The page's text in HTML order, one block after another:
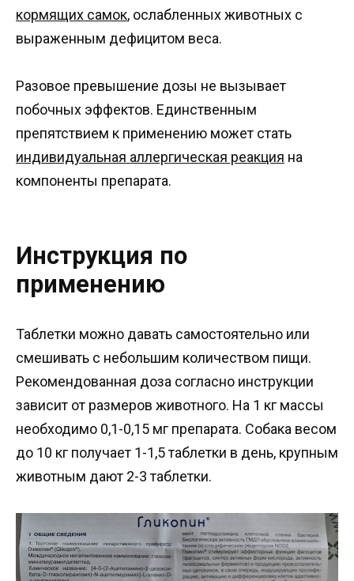
кормящих самок, ослабленных животных с
выраженным дефицитом веса.
Разовое превышение дозы не вызывает
побочных эффектов. Единственным
препятствием к применению может стать
индивидуальная аллергическая реакция на
компоненты препарата.
Инструкция по
применению
Таблетки можно давать самостоятельно или
смешивать с небольшим количеством пищи.
Рекомендованная доза согласно инструкции
зависит от размеров животного. На 1 кг массы
необходимо 0,1-0,15 мг препарата. Собака весом
до 10 кг получает 1-1,5 таблетки в день, крупным
животным дают 2-3 таблетки.